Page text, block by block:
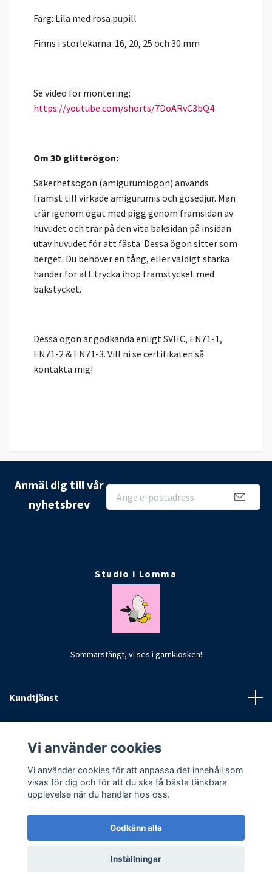
Färg: Lila med rosa pupill
Finns i storlekarna: 16, 20, 25 och 30 mm
Se video för montering:
https://youtube.com/shorts/7DoARvC3bQ4
Om 3D glitterögon:
Säkerhetsögon (amigurumiögon) används
främst till virkade amigurumis och gosedjur. Man
trär igenom ögat med pigg genom framsidan av
huvudet och trär på den vita baksidan på insidan
utav huvudet för att fästa. Dessa ögon sitter som
berget. Du behöver en tång, eller väldigt starka
händer för att trycka ihop framstycket med
bakstycket.
Dessa ögon är godkända enligt SVHC, EN71-1,
EN71-2 & EN71-3. Vill ni se certifikaten så
kontakta mig!
Anmäl dig till vår
nyhetsbrev
Studio i Lomma
Sommarstängt, vi ses i garnkiosken!
Kundtjänst
© 2026 CrochetByKim
Vi använder cookies
Vi använder cookies för att anpassa det innehåll som
visas för dig och för att du ska få bästa tänkbara
upplevelse när du handlar hos oss.
Godkänn alla
Inställningar